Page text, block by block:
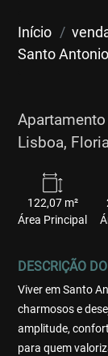
Início
Santo
Lisboa,
122,07 m²
Área Principal
DESCRIÇÃO
Viver em Santo
charmosos e
amplitude,
para quem